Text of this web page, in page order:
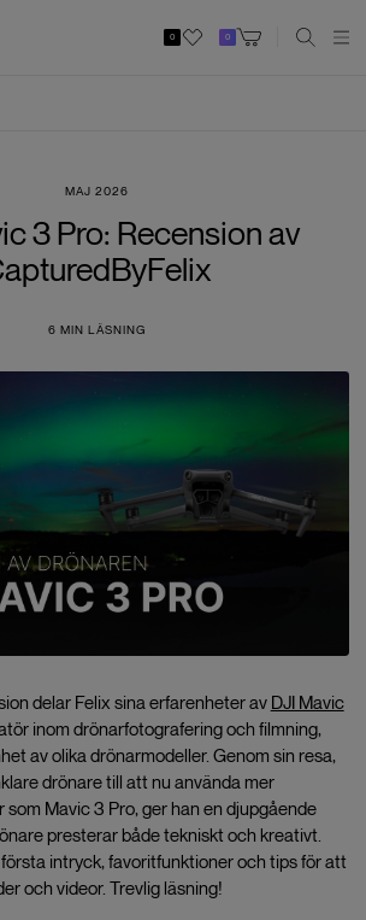
0 0
MAJ 2026
3 Pro: Recension av
6 MIN LÄSNING
delar Felix sina erfarenheter av DJI Mavic
inom drönarfotografering och filmning,
av olika drönarmodeller. Genom sin resa,
drönare till att nu använda mer
Mavic 3 Pro, ger han en djupgående
presterar både tekniskt och kreativt.
intryck, favoritfunktioner och tips för att
och videor. Trevlig läsning!